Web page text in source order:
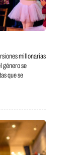
millonarias
género se
que se